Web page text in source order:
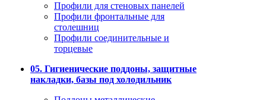
Профили для стеновых панелей
Профили фронтальные для
столешниц
Профили соединительные и
торцевые
05. Гигиенические поддоны, защитные
накладки, базы под холодильник